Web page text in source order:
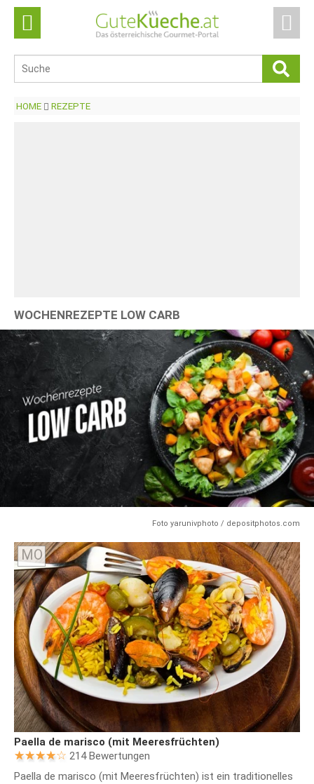
HOME REZEPTE
WOCHENREZEPTE LOW CARB
Foto yarunivphoto / depositphotos.com
MO
Paella de marisco (mit Meeresfrüchten)
214 Bewertungen
Paella de marisco (mit Meeresfrüchten) ist ein traditionelles